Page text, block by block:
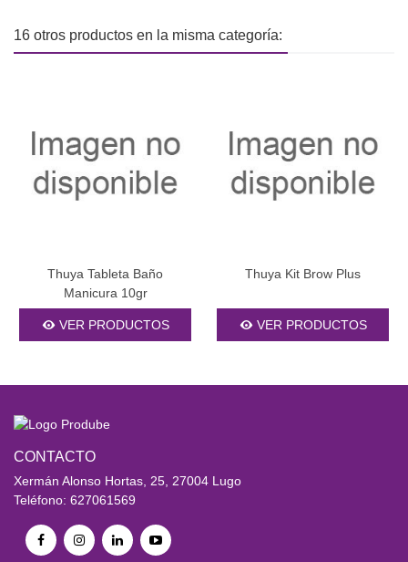
16 otros productos en la misma categoría:
Thuya Tableta Baño
Manicura 10gr
VER PRODUCTOS
Thuya Kit Brow Plus
VER PRODUCTOS
CONTACTO
Xermán Alonso Hortas, 25, 27004 Lugo
Teléfono: 627061569